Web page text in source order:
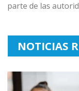
parte de las
NOTICIAS